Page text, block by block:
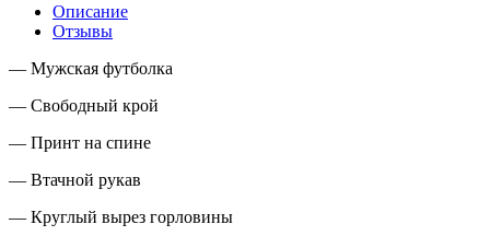
Описание
Отзывы
— Мужская футболка
— Свободный крой
— Принт на спине
— Втачной рукав
— Круглый вырез горловины